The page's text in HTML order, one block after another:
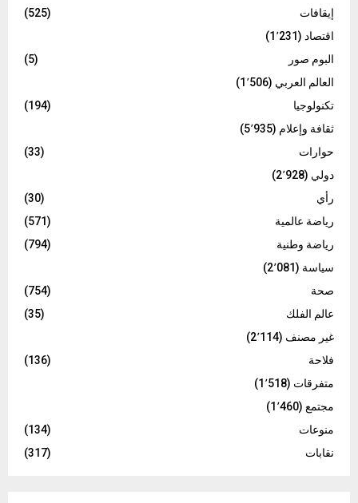
إيقافات
(525)
اقتصاد (1٬231)
البوم صور
(5)
العالم العربي (1٬506)
تكنولوجيا
(194)
ثقافة وإعلام (5٬935)
حوارات
(33)
دولي (2٬928)
رأي
(30)
رياضة عالمية
(571)
رياضة وطنية
(794)
سياسة (2٬081)
صحة
(754)
عالم الفلك
(35)
غير مصنف (2٬114)
فلاحة
(136)
متفرقات (1٬518)
مجتمع (1٬460)
منوعات
(134)
نقابات
(317)